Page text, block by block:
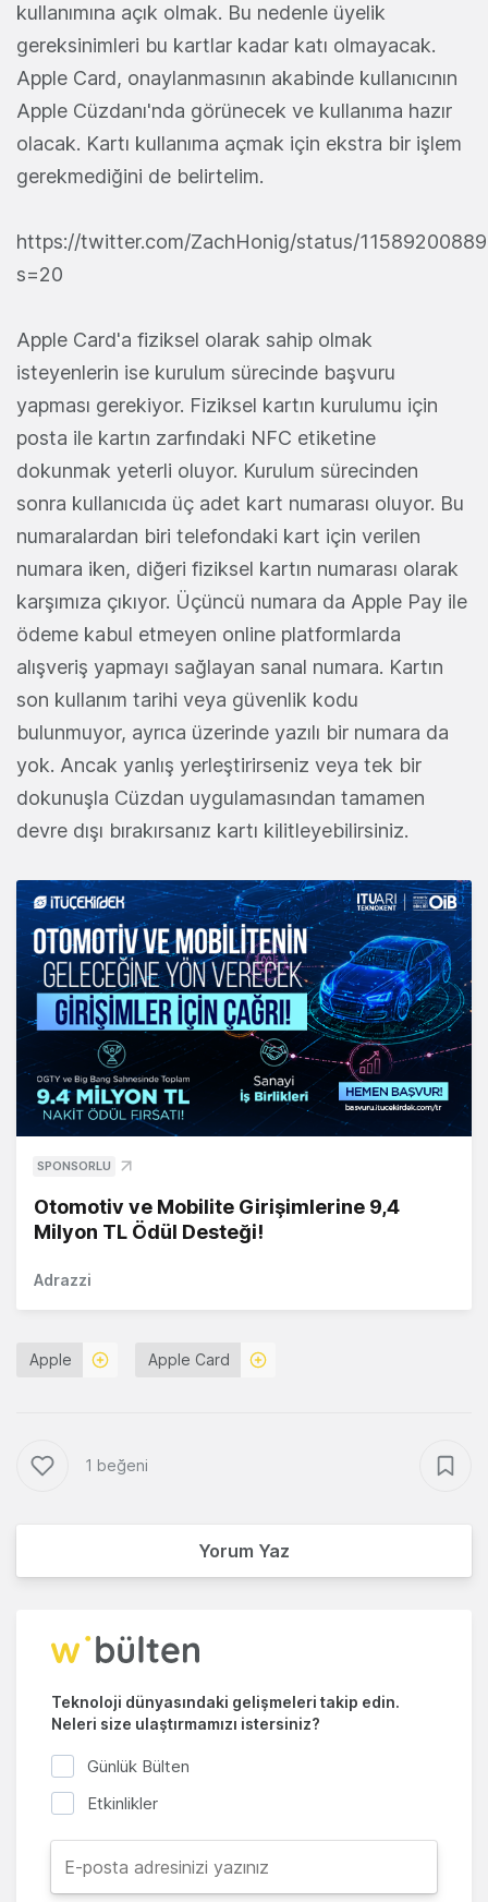
kullanımına açık olmak. Bu nedenle üyelik
gereksinimleri bu kartlar kadar katı olmayacak.
Apple Card, onaylanmasının akabinde kullanıcının
Apple Cüzdanı'nda görünecek ve kullanıma hazır
olacak. Kartı kullanıma açmak için ekstra bir işlem
gerekmediğini de belirtelim.
https://twitter.com/ZachHonig/status/
s=20
Apple Card'a fiziksel olarak sahip olmak
isteyenlerin ise kurulum sürecinde başvuru
yapması gerekiyor. Fiziksel kartın kurulumu için
posta ile kartın zarfındaki NFC etiketine
dokunmak yeterli oluyor. Kurulum sürecinden
sonra kullanıcıda üç adet kart numarası oluyor. Bu
numaralardan biri telefondaki kart için verilen
numara iken, diğeri fiziksel kartın numarası olarak
karşımıza çıkıyor. Üçüncü numara da Apple Pay ile
ödeme kabul etmeyen online platformlarda
alışveriş yapmayı sağlayan sanal numara. Kartın
son kullanım tarihi veya güvenlik kodu
bulunmuyor, ayrıca üzerinde yazılı bir numara da
yok. Ancak yanlış yerleştirirseniz veya tek bir
dokunuşla Cüzdan uygulamasından tamamen
devre dışı bırakırsanız kartı kilitleyebilirsiniz.
SPONSORLU
Otomotiv ve Mobilite Girişimlerine 9,4
Milyon TL Ödül Desteği!
Adrazzi
Apple Apple Card
1 beğeni
Yorum Yaz
Teknoloji dünyasındaki gelişmeleri takip edin.
Neleri size ulaştırmamızı istersiniz?
Günlük Bülten
Etkinlikler